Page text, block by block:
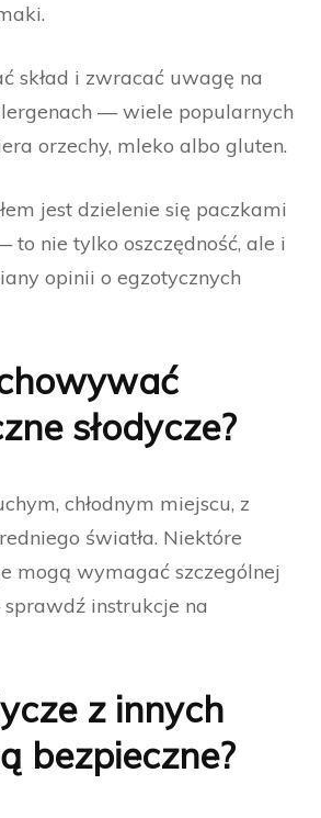
skład i zwracać uwagę na
— wiele popularnych
orzechy, mleko albo gluten.
jest dzielenie się paczkami
to nie tylko oszczędność, ale i
opinii o egzotycznych
słodycze?
chłodnym miejscu, z
światła. Niektóre
mogą wymagać szczególnej
instrukcje na
z innych
bezpieczne?